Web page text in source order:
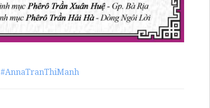
#AnnaTranThiManh